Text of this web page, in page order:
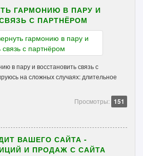
ГАРМОНИЮ В ПАРУ И
С ПАРТНЁРОМ
в пару и восстановить связь с
на сложных случаях: длительное
Просмотры: 151
ВАШЕГО САЙТА -
И ПРОДАЖ С САЙТА